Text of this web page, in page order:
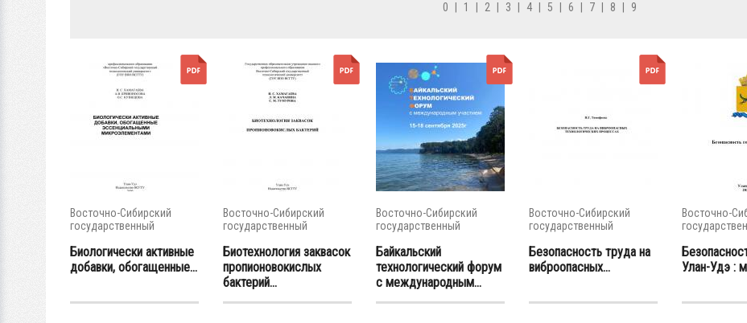
0 1 2 3 4 5 6 7 8 9
Восточно-Сибирский
государственный
Биологически активные
добавки, обогащенные...
Восточно-Сибирский
государственный
Биотехнология заквасок
пропионовокислых
бактерий...
Восточно-Сибирский
государственный
Байкальский
технологический форум
с международным...
Восточно-Сибирский
государственный
Безопасность труда на
виброопасных...
Восточно-
Улан-Удэ :